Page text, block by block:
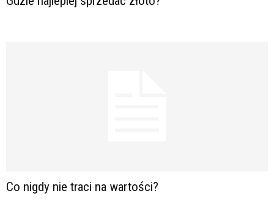
Co nigdy nie traci na wartości?